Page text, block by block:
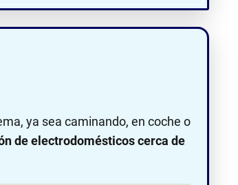
ya sea caminando, en coche o
de electrodomésticos cerca de